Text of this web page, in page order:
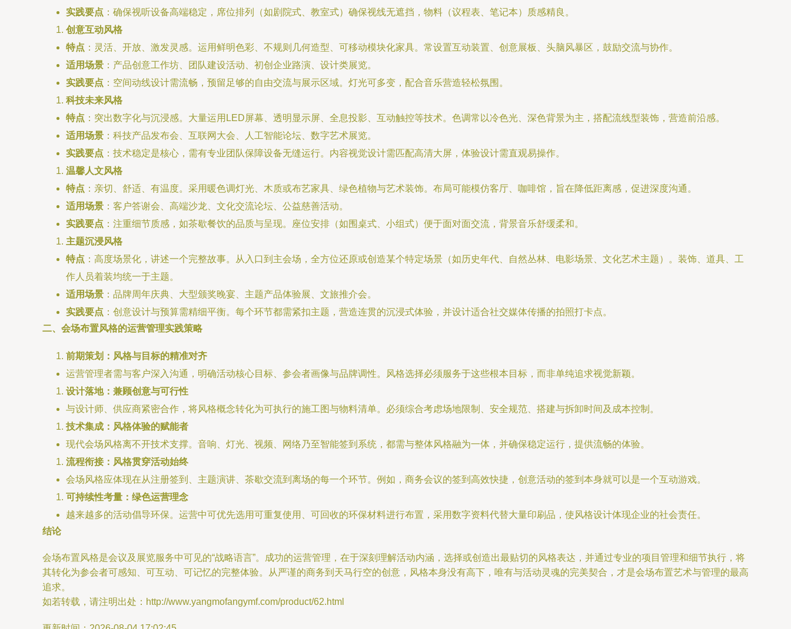
实践要点 ：确保视听设备高端稳定，席位排列（如剧院式、教室式）确保视线无遮挡，物料（议程表、笔记本）质感精良。
创意互动风格
特点 ：灵活、开放、激发灵感。运用鲜明色彩、不规则几何造型、可移动模块化家具。常设置互动装置、创意展板、头脑风暴区，鼓励交流与协作。
适用场景 ：产品创意工作坊、团队建设活动、初创企业路演、设计类展览。
实践要点 ：空间动线设计需流畅，预留足够的自由交流与展示区域。灯光可多变，配合音乐营造轻松氛围。
科技未来风格
特点 ：突出数字化与沉浸感。大量运用LED屏幕、透明显示屏、全息投影、互动触控等技术。色调常以冷色光、深色背景为主，搭配流线型装饰，营造前沿感。
适用场景 ：科技产品发布会、互联网大会、人工智能论坛、数字艺术展览。
实践要点 ：技术稳定是核心，需有专业团队保障设备无缝运行。内容视觉设计需匹配高清大屏，体验设计需直观易操作。
温馨人文风格
特点 ：亲切、舒适、有温度。采用暖色调灯光、木质或布艺家具、绿色植物与艺术装饰。布局可能模仿客厅、咖啡馆，旨在降低距离感，促进深度沟通。
适用场景 ：客户答谢会、高端沙龙、文化交流论坛、公益慈善活动。
实践要点 ：注重细节质感，如茶歇餐饮的品质与呈现。座位安排（如围桌式、小组式）便于面对面交流，背景音乐舒缓柔和。
主题沉浸风格
特点 ：高度场景化，讲述一个完整故事。从入口到主会场，全方位还原或创造某个特定场景（如历史年代、自然丛林、电影场景、文化艺术主题）。装饰、道具、工
作人员着装均统一于主题。
适用场景 ：品牌周年庆典、大型颁奖晚宴、主题产品体验展、文旅推介会。
实践要点 ：创意设计与预算需精细平衡。每个环节都需紧扣主题，营造连贯的沉浸式体验，并设计适合社交媒体传播的拍照打卡点。
二、会场布置风格的运营管理实践策略
前期策划：风格与目标的精准对齐
运营管理者需与客户深入沟通，明确活动核心目标、参会者画像与品牌调性。风格选择必须服务于这些根本目标，而非单纯追求视觉新颖。
设计落地：兼顾创意与可行性
与设计师、供应商紧密合作，将风格概念转化为可执行的施工图与物料清单。必须综合考虑场地限制、安全规范、搭建与拆卸时间及成本控制。
技术集成：风格体验的赋能者
现代会场风格离不开技术支撑。音响、灯光、视频、网络乃至智能签到系统，都需与整体风格融为一体，并确保稳定运行，提供流畅的体验。
流程衔接：风格贯穿活动始终
会场风格应体现在从注册签到、主题演讲、茶歇交流到离场的每一个环节。例如，商务会议的签到高效快捷，创意活动的签到本身就可以是一个互动游戏。
可持续性考量：绿色运营理念
越来越多的活动倡导环保。运营中可优先选用可重复使用、可回收的环保材料进行布置，采用数字资料代替大量印刷品，使风格设计体现企业的社会责任。
结论
会场布置风格是会议及展览服务中可见的“战略语言”。成功的运营管理，在于深刻理解活动内涵，选择或创造出最贴切的风格表达，并通过专业的项目管理和细节执行，将
其转化为参会者可感知、可互动、可记忆的完整体验。从严谨的商务到天马行空的创意，风格本身没有高下，唯有与活动灵魂的完美契合，才是会场布置艺术与管理的最高
追求。
如若转载，请注明出处：http://www.yangmofangymf.com/product/62.html